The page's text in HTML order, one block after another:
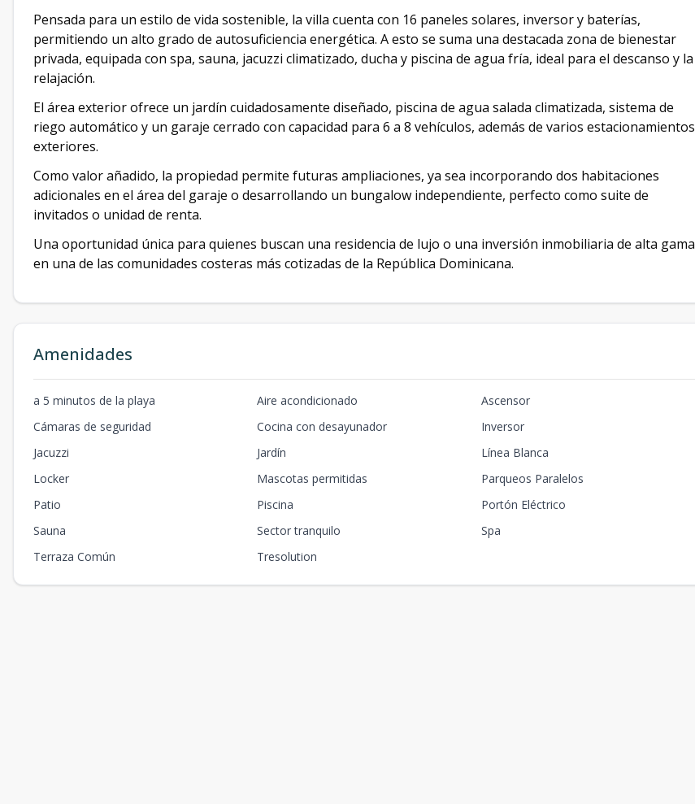
Pensada para un estilo de vida sostenible, la villa cuenta con 16 paneles solares, inversor y baterías,
permitiendo un alto grado de autosuficiencia energética. A esto se suma una destacada zona de bienestar
privada, equipada con spa, sauna, jacuzzi climatizado, ducha y piscina de agua fría, ideal para el descanso y la
relajación.
El área exterior ofrece un jardín cuidadosamente diseñado, piscina de agua salada climatizada, sistema de
riego automático y un garaje cerrado con capacidad para 6 a 8 vehículos, además de varios estacionamientos
exteriores.
Como valor añadido, la propiedad permite futuras ampliaciones, ya sea incorporando dos habitaciones
adicionales en el área del garaje o desarrollando un bungalow independiente, perfecto como suite de
invitados o unidad de renta.
Una oportunidad única para quienes buscan una residencia de lujo o una inversión inmobiliaria de alta gama
en una de las comunidades costeras más cotizadas de la República Dominicana.
Amenidades
a 5 minutos de la playa Aire acondicionado
Ascensor
Cámaras de seguridad
Cocina con desayunador
Inversor
Jacuzzi
Jardín
Línea Blanca
Locker
Mascotas permitidas
Parqueos Paralelos
Patio
Piscina
Portón Eléctrico
Sauna
Sector tranquilo
Spa
Terraza Común
Tresolution